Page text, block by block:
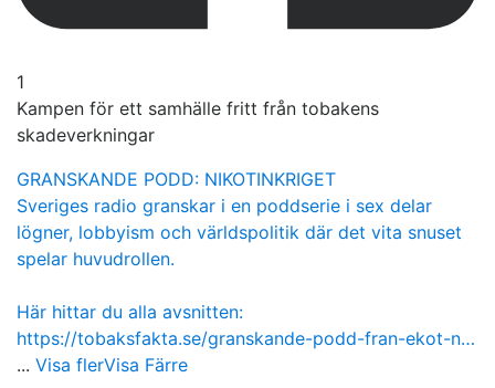
1
Kampen för ett samhälle fritt från tobakens
skadeverkningar
GRANSKANDE PODD: NIKOTINKRIGET
Sveriges radio granskar i en poddserie i sex delar
lögner, lobbyism och världspolitik där det vita snuset
spelar huvudrollen.
Här hittar du alla avsnitten:
https://tobaksfakta.se/granskande-podd-fran-ekot-n…
... Visa flerVisa Färre